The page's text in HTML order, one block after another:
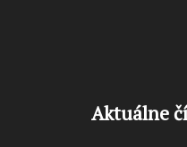
Aktuálne